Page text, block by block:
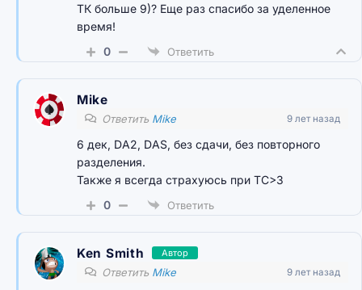
ТК больше 9)? Еще раз спасибо за уделенное
время!
0
Ответить
Mike
Ответить Mike 9 лет назад
6 дек, DA2, DAS, без сдачи, без повторного
разделения.
Также я всегда страхуюсь при TC>3
0
Ответить
Ken Smith Автор
Ответить Mike 9 лет назад